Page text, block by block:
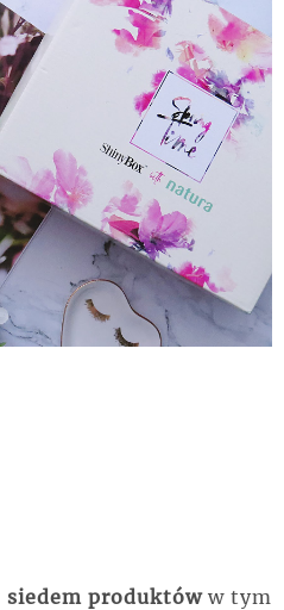
siedem produktóww tym